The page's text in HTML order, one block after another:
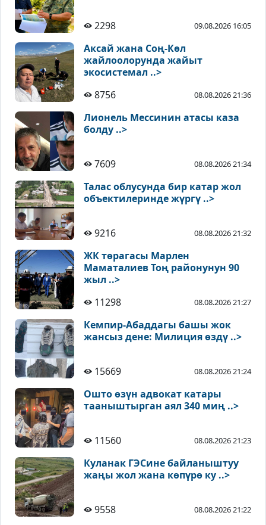
2298 09.08.2026 16:05
Аксай жана Соң-Көл
жайлоолорунда жайыт
экосистемал ..>
8756
08.08.2026 21:36
Лионель Мессинин атасы каза
болду ..>
7609 08.08.2026 21:34
Талас облусунда бир катар жол
объектилеринде жүргү ..>
9216 08.08.2026 21:32
ЖК төрагасы Марлен
Маматалиев Тоң районунун 90
жыл ..>
11298
08.08.2026 21:27
Кемпир-Абаддагы башы жок
жансыз дене: Милиция өздү ..>
15669 08.08.2026 21:24
Ошто өзүн адвокат катары
тааныштырган аял 340 миң ..>
11560 08.08.2026 21:23
Куланак ГЭСине байланыштуу
жаңы жол жана көпүрө ку ..>
9558 08.08.2026 21:22